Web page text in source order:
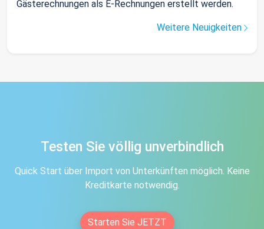
Gästerechnungen als E-Rechnungen erstellt werden.
Weitere Neuigkeiten
Testen Sie völlig unverbindlich
Quick Start über Import von Unterkünften möglich. Keine
Kreditkarte notwendig.
Starten Sie JETZT